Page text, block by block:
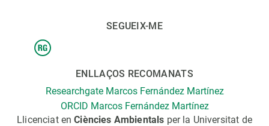
SEGUEIX-ME
ENLLAÇOS RECOMANATS
Researchgate Marcos Fernández Martínez
ORCID Marcos Fernández Martínez
Llicenciat enCiències Ambientals per la Universitat de